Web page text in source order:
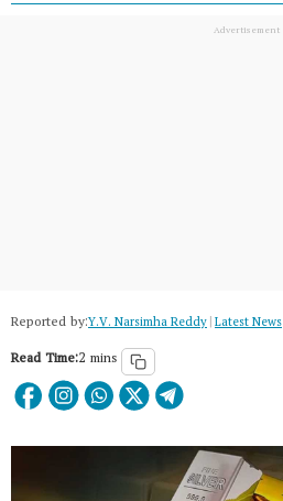
Reported by:Y.V. Narsimha Reddy|Latest News
Read Time:2 mins